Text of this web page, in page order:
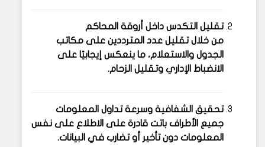
تقليل التكدس داخل أروقة المحاكم
من خلال تقليل عدد المترددين على مكاتب
الجدول والاستعلام، ما ينعكس إيجابيًا على
الانضباط الإداري وتقليل الزحام.
تحقيق الشفافية وسرعة تداول المعلومات
جميع الأطراف باتت قادرة على الاطلاع على نفس
المعلومات دون تأخير أو تضارب في البيانات.